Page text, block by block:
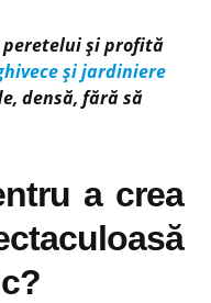
peretelui și profită
și jardiniere
densă, fără să
a crea